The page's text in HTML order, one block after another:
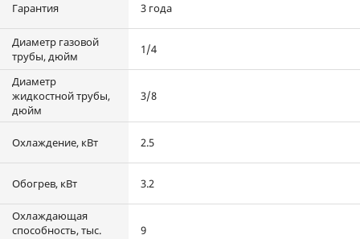
Гарантия 3 года
Диаметр газовой
трубы, дюйм
1/4
Диаметр
жидкостной трубы,
дюйм
3/8
Охлаждение, кВт 2.5
Обогрев, кВт 3.2
Охлаждающая
способность, тыс.
9